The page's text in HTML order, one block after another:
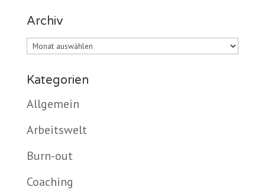
Archiv
Archiv
Kategorien
Allgemein
Arbeitswelt
Burn-out
Coaching